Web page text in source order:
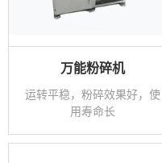
万能粉碎机
运转平稳，粉碎效果好，使
用寿命长